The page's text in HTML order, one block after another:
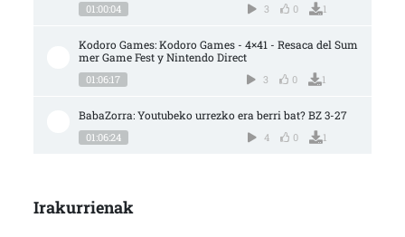
01:00:04 3 0 1
Kodoro Games: Kodoro Games - 4×41 - Resaca del Sum
mer Game Fest y Nintendo Direct
01:06:17 3 0 1
BabaZorra: Youtubeko urrezko era berri bat? BZ 3-27
01:06:24 4 0 1
Irakurrienak